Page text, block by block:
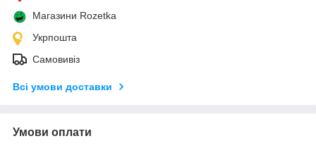
Магазини Rozetka
Укрпошта
Самовивіз
Всі умови доставки
Умови оплати